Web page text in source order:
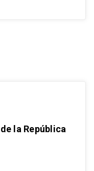
la República